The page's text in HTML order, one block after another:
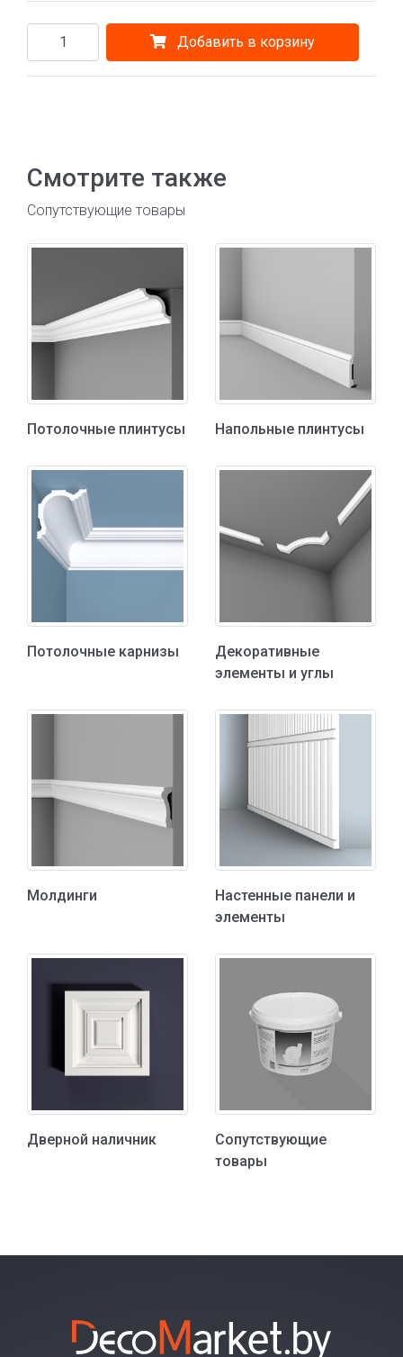
Добавить в корзину
Смотрите также
Сопутствующие товары
Потолочные плинтусы Напольные плинтусы
Потолочные карнизы
Декоративные
элементы и углы
Молдинги
Настенные панели и
элементы
Дверной наличник
Сопутствующие
товары